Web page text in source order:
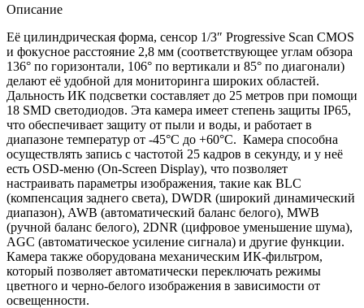
Описание
Её цилиндрическая форма, сенсор 1/3″ Progressive Scan CMOS
и фокусное расстояние 2,8 мм (соответствующее углам обзора
136° по горизонтали, 106° по вертикали и 85° по диагонали)
делают её удобной для мониторинга широких областей.
Дальность ИК подсветки составляет до 25 метров при помощи
18 SMD светодиодов. Эта камера имеет степень защиты IP65,
что обеспечивает защиту от пыли и воды, и работает в
диапазоне температур от -45°C до +60°C. Камера способна
осуществлять запись с частотой 25 кадров в секунду, и у неё
есть OSD-меню (On-Screen Display), что позволяет
настраивать параметры изображения, такие как BLC
(компенсация заднего света), DWDR (широкий динамический
диапазон), AWB (автоматический баланс белого), MWB
(ручной баланс белого), 2DNR (цифровое уменьшение шума),
AGC (автоматическое усиление сигнала) и другие функции.
Камера также оборудована механическим ИК-фильтром,
который позволяет автоматически переключать режимы
цветного и черно-белого изображения в зависимости от
освещенности.